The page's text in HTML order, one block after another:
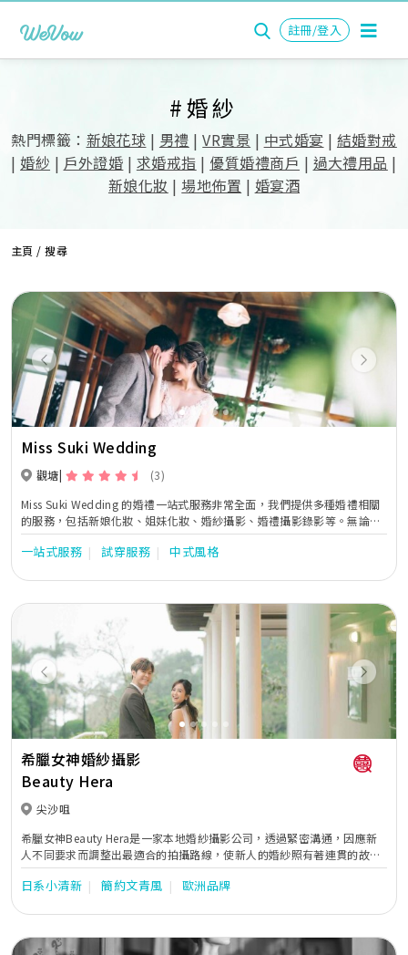
註冊/登入
#婚紗
熱門標籤： 新娘花球 | 男禮 |VR實景 | 中式婚宴 | 結婚對戒
|婚紗 | 戶外證婚 | 求婚戒指 | 優質婚禮商戶 | 過大禮用品 |
新娘化妝 |場地佈置 | 婚宴酒
主頁 / 搜尋
Previous Next
Miss Suki Wedding
觀塘
(3)
Miss Suki Wedding 的婚禮一站式服務非常全面，我們提供多種婚禮相關
的服務，包括新娘化妝、姐妹化妝、婚紗攝影、婚禮攝影錄影等。無論您
需要哪些服務，我們都能夠為您提供最優質的服務，讓您在婚禮當天享受
到最完美的體驗。 除了提供全面的婚禮服務外，Miss Suki Wedding 非常
一位新人打造最滿意和最難忘的婚禮體驗。我們的服務團隊具有豐富的經
驗和敏銳的洞察力，能夠根據客人的喜好和需求，為客人打造獨一無二的
婚禮風格。 為了令婚禮更加完美，Miss Suki Wedding 的服務團隊會提前
與客人溝通，確定客人的需求和喜好，並根據客人的需求和喜好，為客人
打造獨特的婚禮風格。在婚禮當天，我們的服務團隊會全程陪伴客人，確
保每一個細節都能夠完美呈現，讓客人能夠全身心地享受婚禮當天的美好
時光。如果您正在尋找一家能夠為您提供最優質婚禮服務的公司，Miss
Suki Wedding 將會是您最好的選擇!
一站式服務 試穿服務 中式風格
Previous Next
希臘女神婚紗攝影
Beauty Hera
尖沙咀
希臘女神Beauty Hera是一家本地婚紗攝影公司，透過緊密溝通，因應新
人不同要求而調整出最適合的拍攝路線，使新人的婚紗照有著連貫的故事
性。同時亦貼心地提供全方位的婚嫁服務。位於婚紗街的希臘女神提供一
站式婚紗外租，婚紗攝影及婚紗攝錄等服務。
日系小清新 簡約文青風 歐洲品牌